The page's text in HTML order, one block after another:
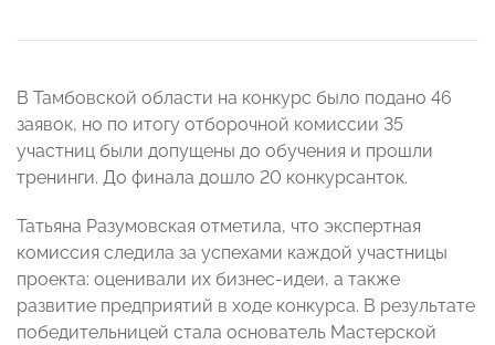
В Тамбовской области на конкурс было подано 46
заявок, но по итогу отборочной комиссии 35
участниц были допущены до обучения и прошли
тренинги. До финала дошло 20 конкурсанток.
Татьяна Разумовская отметила, что экспертная
комиссия следила за успехами каждой участницы
проекта: оценивали их бизнес-идеи, а также
развитие предприятий в ходе конкурса. В результате
победительницей стала основатель Мастерской